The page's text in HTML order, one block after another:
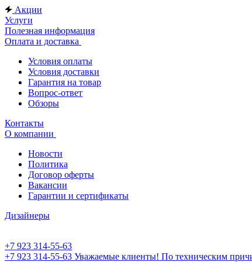
Акции
Услуги
Полезная информация
Оплата и доставка
Условия оплаты
Условия доставки
Гарантия на товар
Вопрос-ответ
Обзоры
Контакты
О компании
Новости
Политика
Договор оферты
Вакансии
Гарантии и сертификаты
Дизайнеры
+7 923 314-55-63
+7 923 314-55-63 Уважаемые клиенты! По техническим